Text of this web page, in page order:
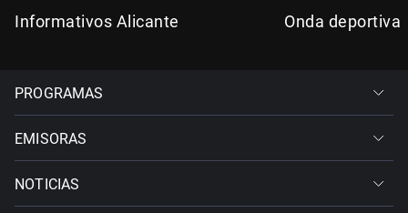
Informativos Alicante Onda deportiva
PROGRAMAS
EMISORAS
NOTICIAS